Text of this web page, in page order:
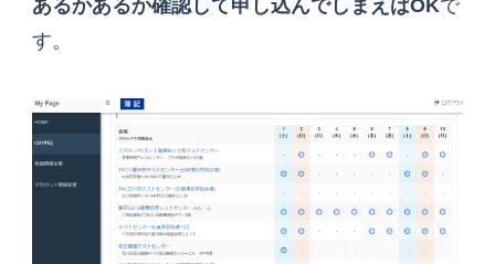
あるかあるか確認して申し込んでしまえばOKで
す。